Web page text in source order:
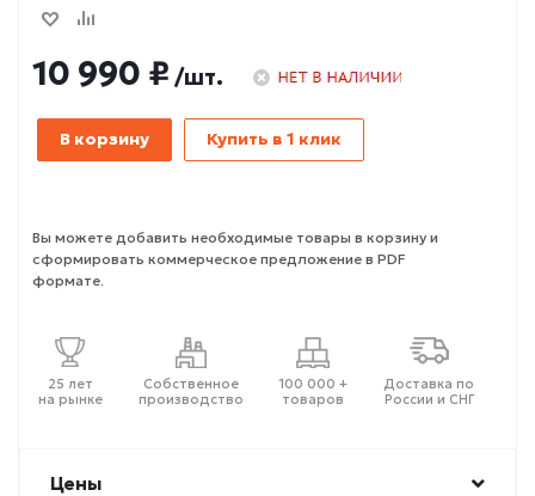
10 990 ₽ /шт.
В корзину Купить в 1 клик
Вы можете добавить необходимые товары в корзину и
сформировать коммерческое предложение в PDF
формате.
25 лет
на рынке
Собственное
производство
100 000 +
товаров
Доставка по
России и СНГ
Цены